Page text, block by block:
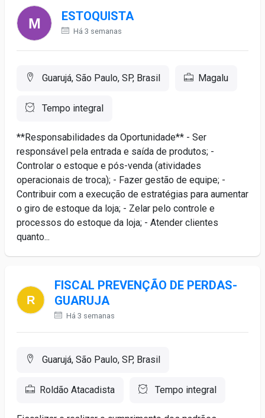
ESTOQUISTA
Há 3 semanas
Guarujá, São Paulo, SP, Brasil Magalu
Tempo integral
**Responsabilidades da Oportunidade** - Ser
responsável pela entrada e saída de produtos; -
Controlar o estoque e pós-venda (atividades
operacionais de troca); - Fazer gestão de equipe; -
Contribuir com a execução de estratégias para aumentar
o giro de estoque da loja; - Zelar pelo controle e
processos do estoque da loja; - Atender clientes
quanto...
FISCAL PREVENÇÃO DE PERDAS-
GUARUJA
Há 3 semanas
Guarujá, São Paulo, SP, Brasil
Roldão Atacadista Tempo integral